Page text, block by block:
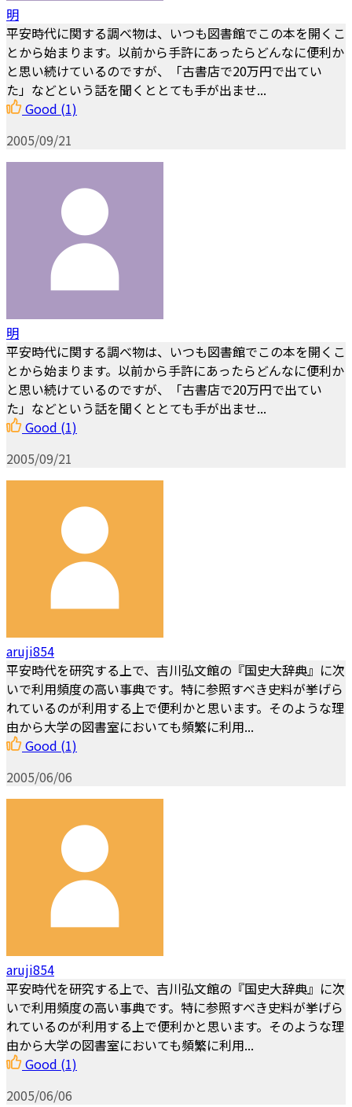
明
平安時代に関する調べ物は、いつも図書館でこの本を開くこ
とから始まります。以前から手許にあったらどんなに便利か
と思い続けているのですが、「古書店で20万円で出てい
た」などという話を聞くととても手が出ませ...
Good (1)
2005/09/21
明
平安時代に関する調べ物は、いつも図書館でこの本を開くこ
とから始まります。以前から手許にあったらどんなに便利か
と思い続けているのですが、「古書店で20万円で出てい
た」などという話を聞くととても手が出ませ...
Good (1)
2005/09/21
aruji854
平安時代を研究する上で、吉川弘文館の『国史大辞典』に次
いで利用頻度の高い事典です。特に参照すべき史料が挙げら
れているのが利用する上で便利かと思います。そのような理
由から大学の図書室においても頻繁に利用...
Good (1)
2005/06/06
aruji854
平安時代を研究する上で、吉川弘文館の『国史大辞典』に次
いで利用頻度の高い事典です。特に参照すべき史料が挙げら
れているのが利用する上で便利かと思います。そのような理
由から大学の図書室においても頻繁に利用...
Good (1)
2005/06/06